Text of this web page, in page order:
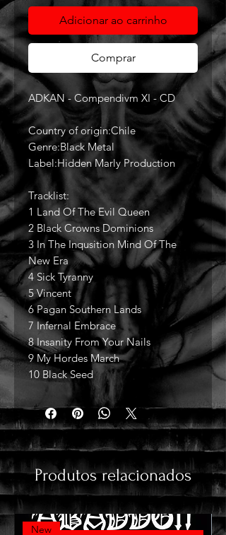
Adicionar ao carrinho
Comprar
ADKAN - Compendivm XI - CD
Country of origin:Chile
Genre:Black Metal
Label:Hidden Marly Production ‎
Tracklist:
1 Land Of The Evil Queen
2 Black Crowns Dominions
3 In The Inqusition Mind Of The
New Era
4 Sick Tyranny
5 Vincent
6 Pagan Southern Lands
7 Infernal Embrace
8 Insanity From Your Nails
9 My Hordes March
10 Black Seed
Produtos relacionados
New